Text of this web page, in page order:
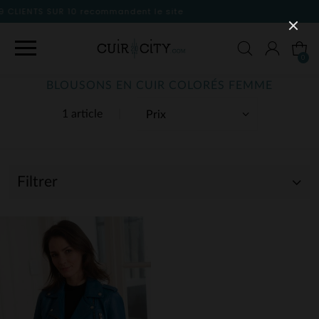
1 article
BLOUSONS EN CUIR COLORÉS FEMME
Filtrer